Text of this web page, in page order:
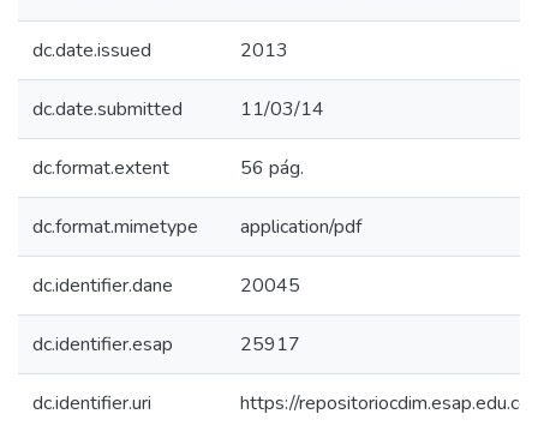
dc.date.issued 2013
dc.date.submitted 11/03/14
dc.format.extent 56 pág.
dc.format.mimetype application/pdf
dc.identifier.dane 20045
dc.identifier.esap 25917
dc.identifier.uri https://